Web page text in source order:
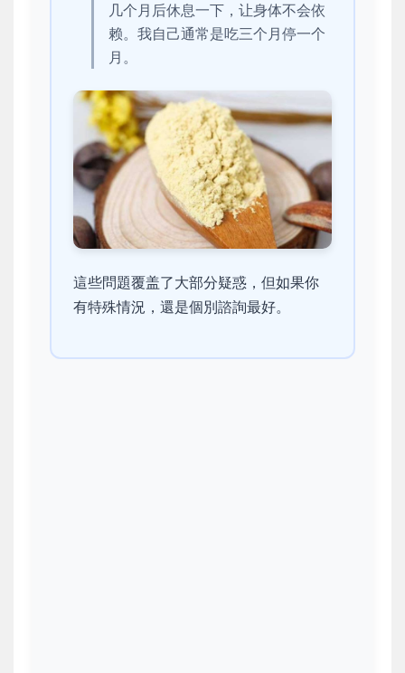
几个月后休息一下，让身体不会依
赖。我自己通常是吃三个月停一个
月。
這些問題覆盖了大部分疑惑，但如果你
有特殊情況，還是個別諮詢最好。